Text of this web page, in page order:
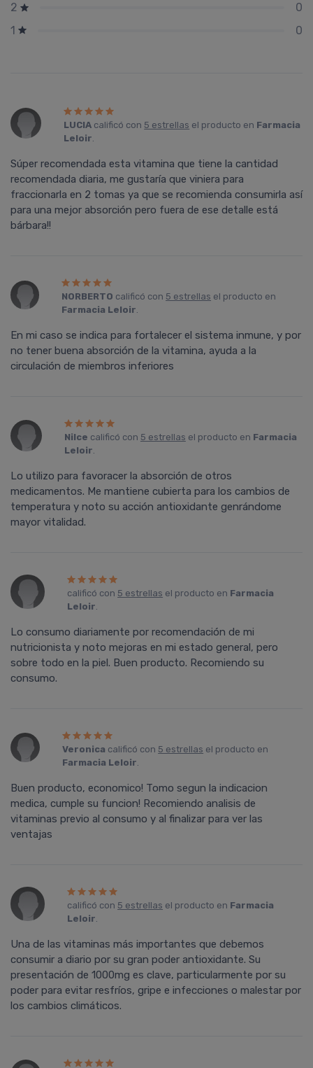
2
0
1
0
LUCIA calificó con 5 estrellas el producto en Farmacia
Leloir.
Súper recomendada esta vitamina que tiene la cantidad
recomendada diaria, me gustaría que viniera para
fraccionarla en 2 tomas ya que se recomienda consumirla así
para una mejor absorción pero fuera de ese detalle está
bárbara!!
NORBERTO calificó con 5 estrellas el producto en
Farmacia Leloir.
En mi caso se indica para fortalecer el sistema inmune, y por
no tener buena absorción de la vitamina, ayuda a la
circulación de miembros inferiores
Nilce calificó con 5 estrellas el producto en Farmacia
Leloir.
Lo utilizo para favoracer la absorción de otros
medicamentos. Me mantiene cubierta para los cambios de
temperatura y noto su acción antioxidante genrándome
mayor vitalidad.
calificó con 5 estrellas el producto en Farmacia
Leloir.
Lo consumo diariamente por recomendación de mi
nutricionista y noto mejoras en mi estado general, pero
sobre todo en la piel. Buen producto. Recomiendo su
consumo.
Veronica calificó con 5 estrellas el producto en
Farmacia Leloir.
Buen producto, economico! Tomo segun la indicacion
medica, cumple su funcion! Recomiendo analisis de
vitaminas previo al consumo y al finalizar para ver las
ventajas
calificó con 5 estrellas el producto en Farmacia
Leloir.
Una de las vitaminas más importantes que debemos
consumir a diario por su gran poder antioxidante. Su
presentación de 1000mg es clave, particularmente por su
poder para evitar resfrí­os, gripe e infecciones o malestar por
los cambios climáticos.